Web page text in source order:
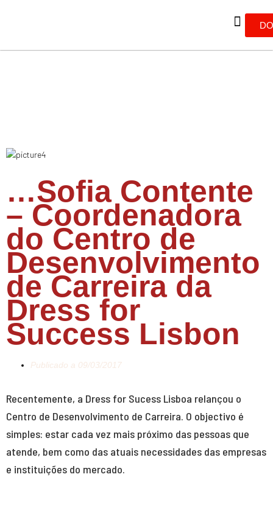
…Sofia Contente
– Coordenadora
do Centro de
Desenvolvimento
de Carreira da
Dress for
Success Lisbon
Publicado a 09/03/2017
Recentemente, a Dress for Sucess Lisboa relançou o
Centro de Desenvolvimento de Carreira. O objectivo é
simples: estar cada vez mais próximo das pessoas que
atende, bem como das atuais necessidades das empresas
e instituições do mercado.